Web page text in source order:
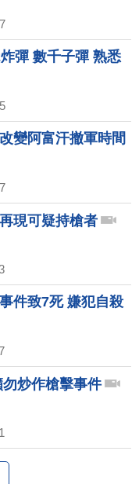
彈 數千子彈 熟悉
變阿富汗撤軍時間
現可疑持槍者
件致7死 嫌犯自殺
炒作槍擊事件